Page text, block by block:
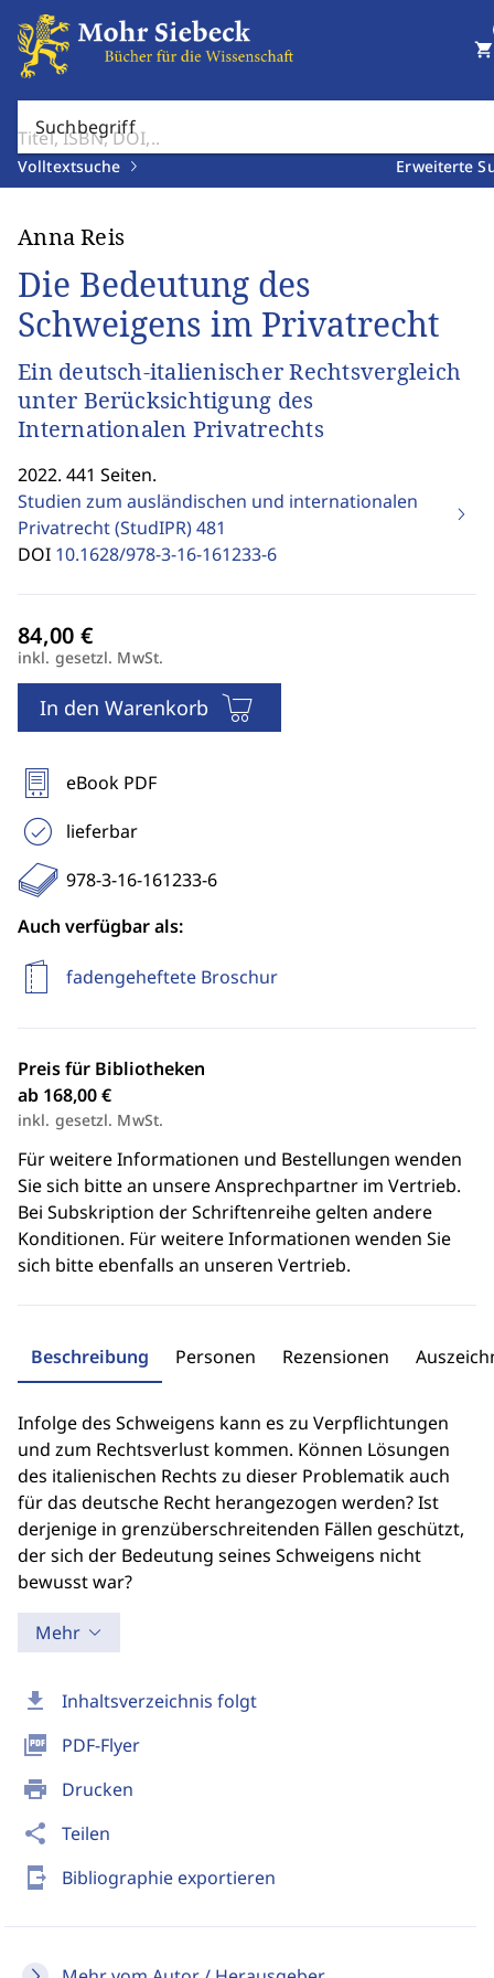
Suchbegriff
Volltextsuche Erweiterte
shopping_cart
download Inhaltsverzeichnis folgt
picture_as_pdf PDF-Flyer
print Drucken
share Teilen
send_to_mobile Bibliographie exportieren
Anna Reis
Die Bedeutung des
Schweigens im Privatrecht
Ein deutsch-italienischer Rechtsvergleich
unter Berücksichtigung des
Internationalen Privatrechts
2022. 441 Seiten.
Studien zum ausländischen und internationalen
Privatrecht (StudIPR)481
DOI 10.1628/978-3-16-161233-6
inkl. gesetzl. MwSt.
In den Warenkorb
eBook PDF
lieferbar
978-3-16-161233-6
Auch verfügbar als:
fadengeheftete Broschur
Preis für Bibliotheken
ab 168,00 €
inkl. gesetzl. MwSt.
Für weitere Informationen und Bestellungen wenden
Sie sich bitte an unsere Ansprechpartner im Vertrieb.
Bei Subskription der Schriftenreihe gelten andere
Konditionen. Für weitere Informationen wenden Sie
sich bitte ebenfalls an unseren Vertrieb.
Beschreibung Personen Rezensionen
Infolge des Schweigens kann es zu Verpflichtungen
und zum Rechtsverlust kommen. Können Lösungen
des italienischen Rechts zu dieser Problematik auch
für das deutsche Recht herangezogen werden? Ist
derjenige in grenzüberschreitenden Fällen geschützt,
der sich der Bedeutung seines Schweigens nicht
bewusst war?
Mehr